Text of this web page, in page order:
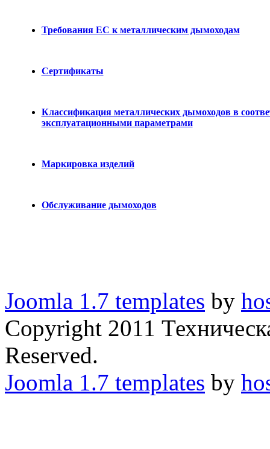
Требования ЕС к металлическим дымоходам
Сертификаты
Классификация металлических дымоходов в
эксплуатационными параметрами
Маркировка изделий
Обслуживание дымоходов
Joomla 1.7 templates by
Copyright 2011
Reserved.
Joomla 1.7 templates by